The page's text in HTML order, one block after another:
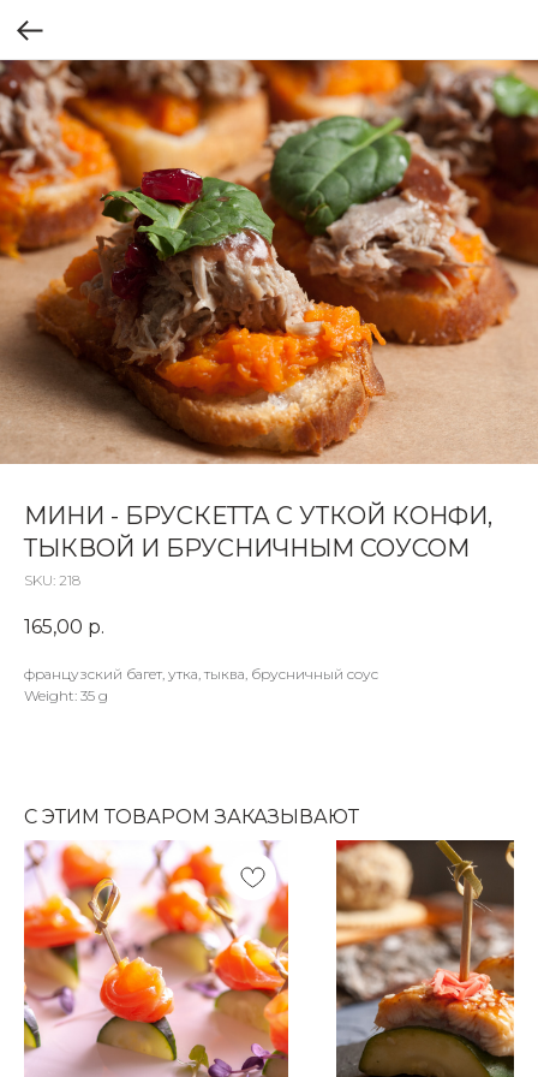
МИНИ - БРУСКЕТТА С УТКОЙ КОНФИ,
ТЫКВОЙ И БРУСНИЧНЫМ СОУСОМ
SKU: 218
165,00 р.
французский багет, утка, тыква, брусничный соус
Weight: 35 g
С ЭТИМ ТОВАРОМ ЗАКАЗЫВАЮТ